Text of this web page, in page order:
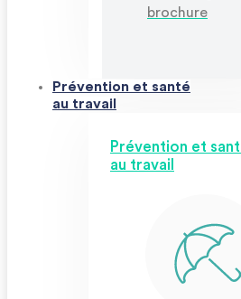
brochure
Prévention et santé
au travail
Prévention et
au travail